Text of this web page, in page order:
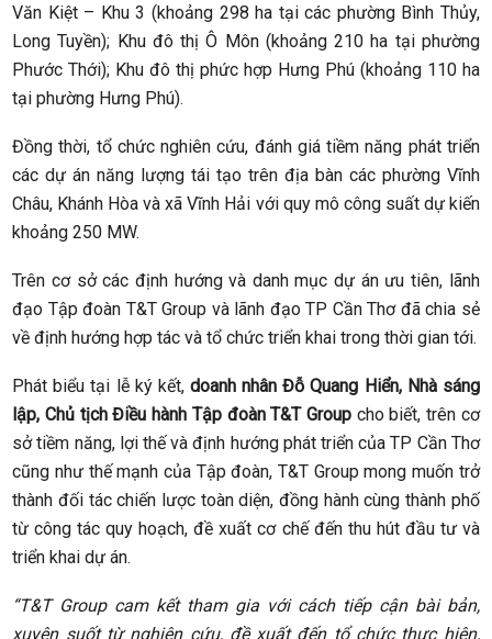
Văn Kiệt – Khu 3 (khoảng 298 ha tại các phường Bình Thủy,
Long Tuyền); Khu đô thị Ô Môn (khoảng 210 ha tại phường
Phước Thới); Khu đô thị phức hợp Hưng Phú (khoảng 110 ha
tại phường Hưng Phú).
Đồng thời, tổ chức nghiên cứu, đánh giá tiềm năng phát triển
các dự án năng lượng tái tạo trên địa bàn các phường Vĩnh
Châu, Khánh Hòa và xã Vĩnh Hải với quy mô công suất dự kiến
khoảng 250 MW.
Trên cơ sở các định hướng và danh mục dự án ưu tiên, lãnh
đạo Tập đoàn T&T Group và lãnh đạo TP Cần Thơ đã chia sẻ
về định hướng hợp tác và tổ chức triển khai trong thời gian tới.
Phát biểu tại lễ ký kết, doanh nhân Đỗ Quang Hiển, Nhà sáng
lập, Chủ tịch Điều hành Tập đoàn T&T Groupcho biết, trên cơ
sở tiềm năng, lợi thế và định hướng phát triển của TP Cần Thơ
cũng như thế mạnh của Tập đoàn, T&T Group mong muốn trở
thành đối tác chiến lược toàn diện, đồng hành cùng thành phố
từ công tác quy hoạch, đề xuất cơ chế đến thu hút đầu tư và
triển khai dự án.
“T&T Group cam kết tham gia với cách tiếp cận bài bản,
xuyên suốt từ nghiên cứu, đề xuất đến tổ chức thực hiện,